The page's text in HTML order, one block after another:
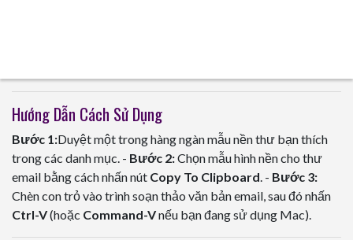
Hướng Dẫn Cách Sử Dụng
Bước 1:Duyệt một trong hàng ngàn mẫu nền thư bạn thích
trong các danh mục. - Bước 2:Chọn mẫu hình nền cho thư
email bằng cách nhấn nút Copy To Clipboard. - Bước 3:
Chèn con trỏ vào trình soạn thảo văn bản email, sau đó nhấn
Ctrl-V(hoặc Command-Vnếu bạn đang sử dụng Mac).